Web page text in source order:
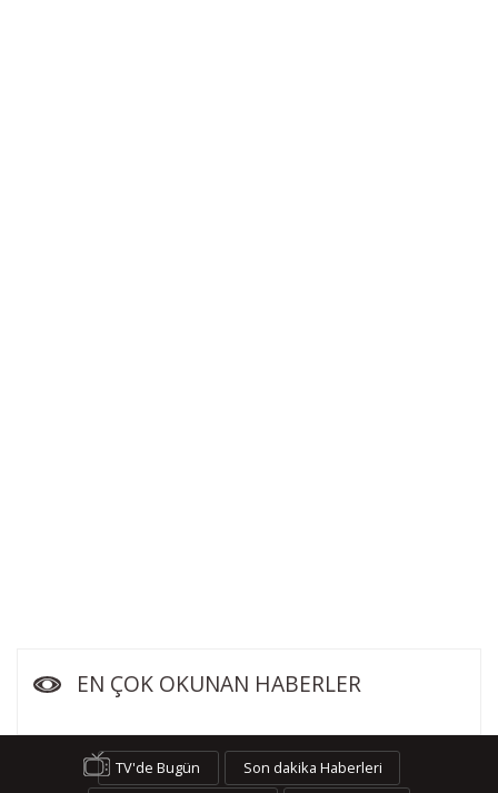
EN ÇOK OKUNAN HABERLER
TV'de Bugün
Son dakika Haberleri